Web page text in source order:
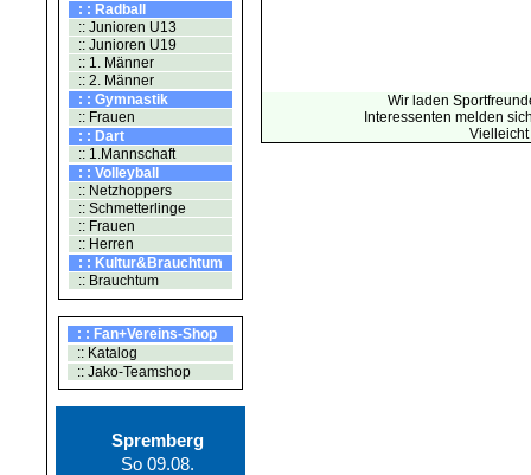
: : Radball
:: Junioren U13
:: Junioren U19
:: 1. Männer
:: 2. Männer
: : Gymnastik
:: Frauen
: : Dart
:: 1.Mannschaft
: : Volleyball
:: Netzhoppers
:: Schmetterlinge
:: Frauen
:: Herren
: : Kultur&Brauchtum
:: Brauchtum
: : Fan+Vereins-Shop
:: Katalog
:: Jako-Teamshop
Spremberg
So 09.08.
Wir laden
Interessenten melden